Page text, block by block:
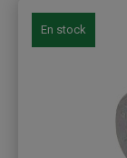
En stock